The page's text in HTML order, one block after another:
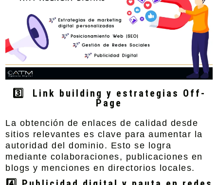
3️⃣ Link building y estrategias Off-
Page
La obtención de enlaces de calidad desde
sitios relevantes es clave para aumentar la
autoridad del dominio. Esto se logra
mediante colaboraciones, publicaciones en
blogs y menciones en directorios locales.